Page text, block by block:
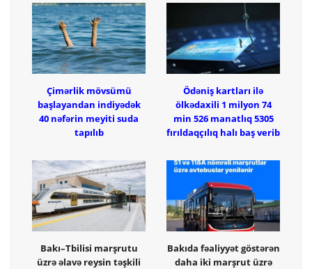
Çimərlik mövsümü
başlayandan indiyədək
40 nəfərin meyiti suda
tapılıb
Ödəniş kartları ilə
ölkədaxili 1 milyon 74
min 526 manatlıq 5305
fırıldaqçılıq halı baş verib
Bakı–Tbilisi marşrutu
üzrə əlavə reysin təşkili
Bakıda fəaliyyət göstərən
daha iki marşrut üzrə